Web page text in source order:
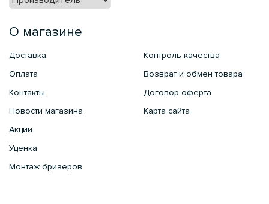
О магазине
Доставка
Оплата
Контакты
Новости магазина
Акции
Уценка
Монтаж бризеров
Контроль качества
Возврат и обмен товара
Договор-оферта
Карта сайта